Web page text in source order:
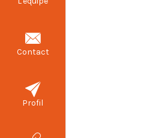
Contact
Profil